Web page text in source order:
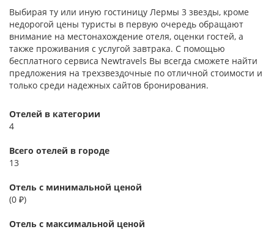
Выбирая ту или иную гостиницу Лермы 3 звезды, кроме
недорогой цены туристы в первую очередь обращают
внимание на местонахождение отеля, оценки гостей, а
также проживания с услугой завтрака. С помощью
бесплатного сервиса Newtravels Вы всегда сможете найти
предложения на трехзвездочные по отличной стоимости и
только среди надежных сайтов бронирования.
Отелей в категории
4
Всего отелей в городе
13
Отель с минимальной ценой
(0 ₽)
Отель с максимальной ценой